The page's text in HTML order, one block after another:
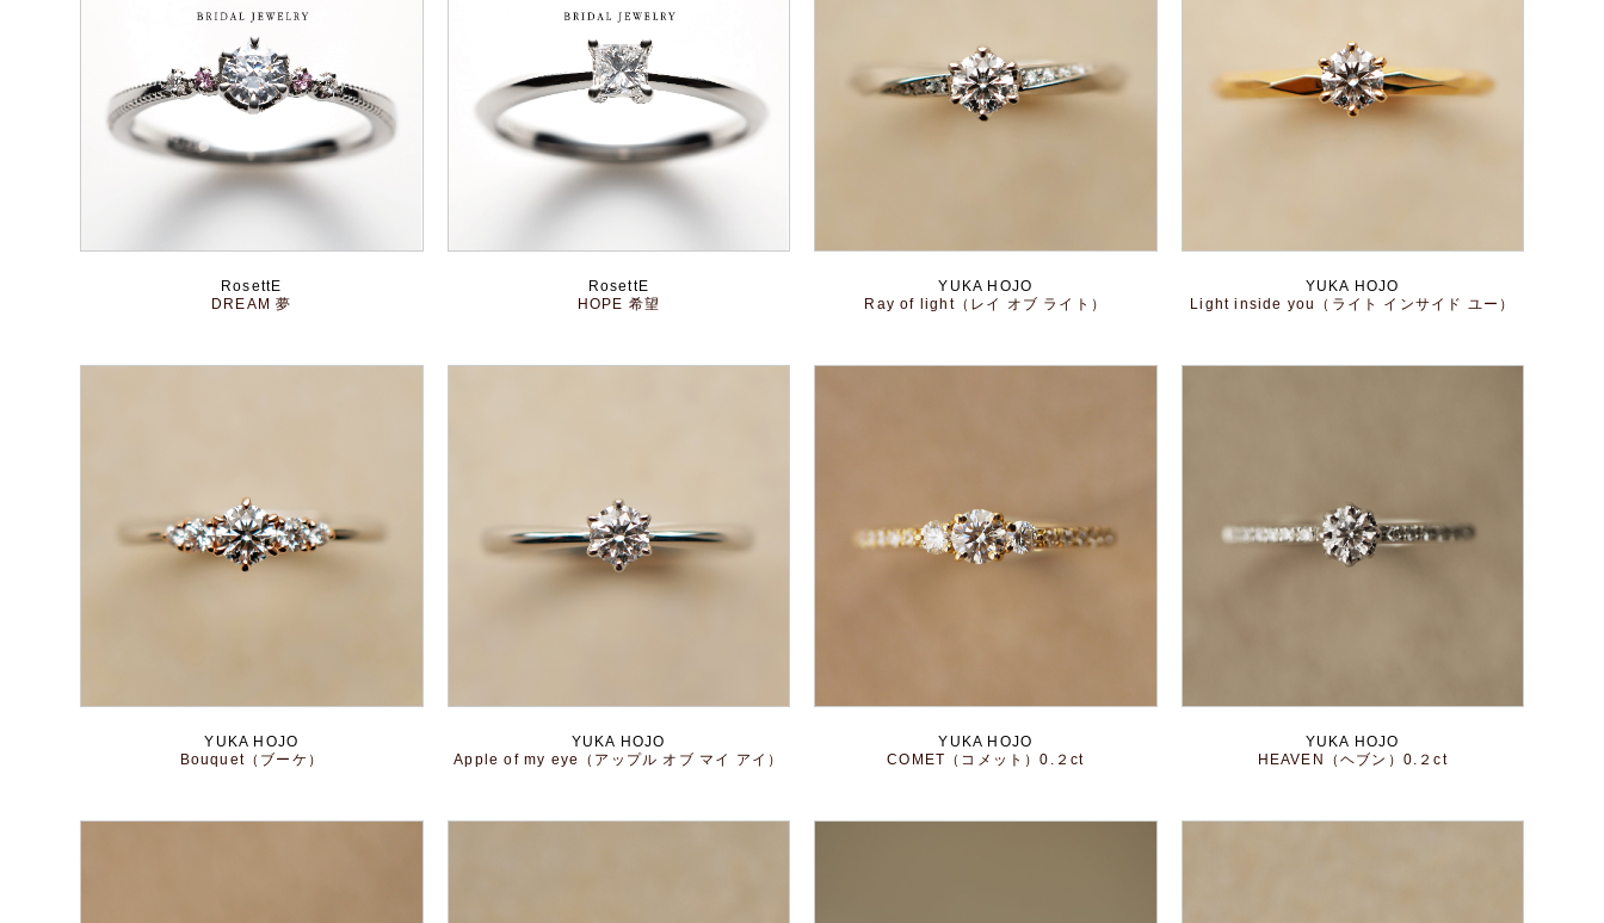
RosettE
DREAM 夢
RosettE
HOPE 希望
YUKA HOJO
Ray of light（レイ オブ ライト）
YUKA HOJO
Light inside you（ライト インサイド ユー）
YUKA HOJO
Bouquet（ブーケ）
YUKA HOJO
Apple of my eye（アップル オブ マイ アイ）
YUKA HOJO
COMET（コメット）0.２ct
YUKA HOJO
HEAVEN（ヘブン）0.２ct